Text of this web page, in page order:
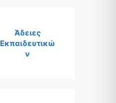
Άδειες
Εκπαιδευτικώ
ν